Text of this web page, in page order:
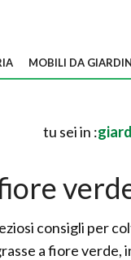
MOBILI DA
tu sei in :
consigli per
a fiore verde,